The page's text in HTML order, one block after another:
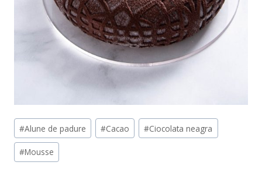
Post
Tags:
#Alune de padure #Cacao #Ciocolata neagra
#Mousse